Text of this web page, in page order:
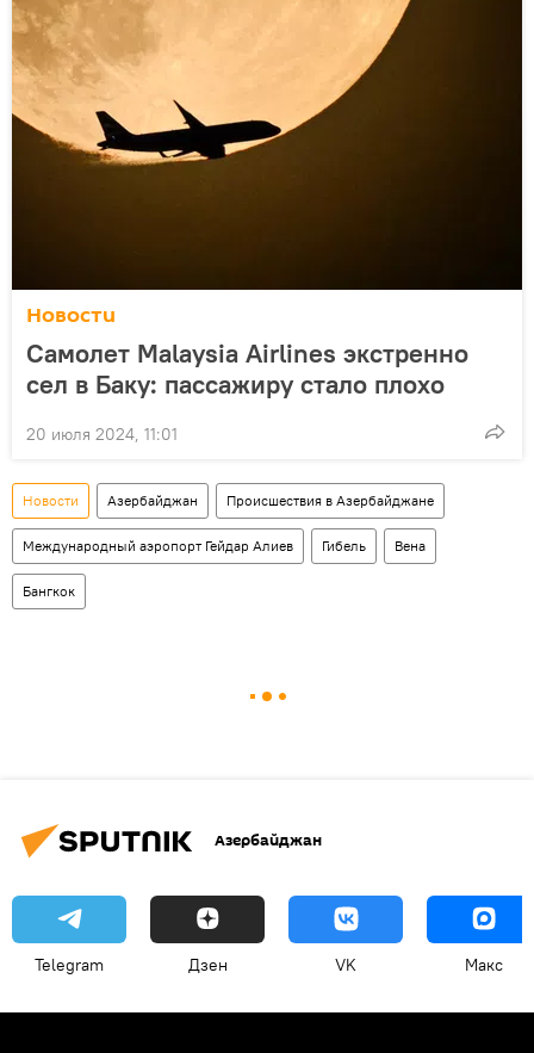
Новости
Самолет Malaysia Airlines экстренно
сел в Баку: пассажиру стало плохо
20 июля 2024, 11:01
Новости Азербайджан Происшествия в Азербайджане
Международный аэропорт Гейдар Алиев Гибель Вена
Бангкок
Азербайджан
Telegram Дзен VK Макс